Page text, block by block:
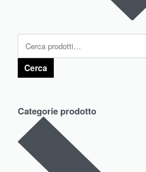
Cerca
Categorie prodotto